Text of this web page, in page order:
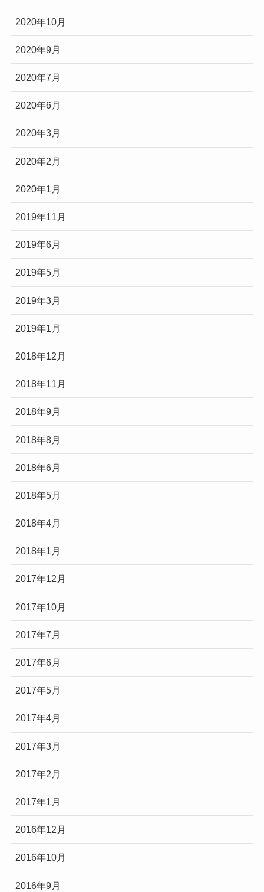
2020年10月
2020年9月
2020年7月
2020年6月
2020年3月
2020年2月
2020年1月
2019年11月
2019年6月
2019年5月
2019年3月
2019年1月
2018年12月
2018年11月
2018年9月
2018年8月
2018年6月
2018年5月
2018年4月
2018年1月
2017年12月
2017年10月
2017年7月
2017年6月
2017年5月
2017年4月
2017年3月
2017年2月
2017年1月
2016年12月
2016年10月
2016年9月